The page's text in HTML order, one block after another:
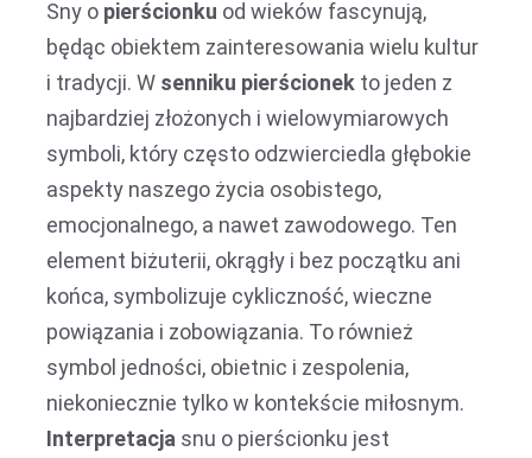
Sny o pierścionku od wieków fascynują,
będąc obiektem zainteresowania wielu kultur
i tradycji. W senniku pierścionek to jeden z
najbardziej złożonych i wielowymiarowych
symboli, który często odzwierciedla głębokie
aspekty naszego życia osobistego,
emocjonalnego, a nawet zawodowego. Ten
element biżuterii, okrągły i bez początku ani
końca, symbolizuje cykliczność, wieczne
powiązania i zobowiązania. To również
symbol jedności, obietnic i zespolenia,
niekoniecznie tylko w kontekście miłosnym.
Interpretacja snu o pierścionku jest